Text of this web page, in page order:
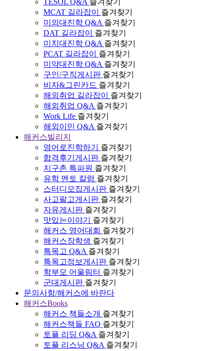
MCAT 길라잡이
즐겨찾기
미의대진학 Q&A 즐겨찾기
DAT 길라잡이
즐겨찾기
미치대진학 Q&A 즐겨찾기
PCAT 길라잡이
즐겨찾기
미약대진학 Q&A 즐겨찾기
구인/구직게시판 즐겨찾기
비자&그린카드 즐겨찾기
해외취업 길라잡이
즐겨찾기
해외취업 Q&A 즐겨찾기
Work Life 즐겨찾기
해외이민 Q&A 즐겨찾기
해커스빌리지
영어로진학하기
즐겨찾기
합격후기게시판 즐겨찾기
지구촌 특파원 즐겨찾기
유학 멘토 칼럼 즐겨찾기
스터디모집게시판 즐겨찾기
사고팔고게시판 즐겨찾기
자유게시판 즐겨찾기
맛있는이야기
즐겨찾기
해커스 영어대회 즐겨찾기
해커스장학생 즐겨찾기
특목고 Q&A 즐겨찾기
특목고정보게시판 즐겨찾기
학부모 어울림터 즐겨찾기
군대게시판 즐겨찾기
문의사항/해커스에 바란다
해커스Books
해커스 책들소개 즐겨찾기
해커스책들 FAQ 즐겨찾기
토플 리딩 Q&A 즐겨찾기
토플 리스닝 Q&A 즐겨찾기